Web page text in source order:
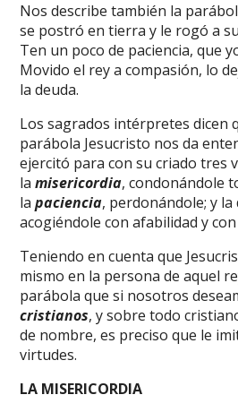
Nos describe también la
se postró en tierra y le rogó a
Ten un poco de paciencia, que
Movido el rey a compasión, lo
la deuda.
Los sagrados intérpretes dicen
parábola Jesucristo nos da
ejercitó para con su criado tres
lamisericordia, condonándole
lapaciencia, perdonándole; y
acogiéndole con afabilidad y
Teniendo en cuenta que
mismo en la persona de aquel
parábola que si nosotros
cristianos, y sobre todo
de nombre, es preciso que le
virtudes.
LA MISERICORDIA